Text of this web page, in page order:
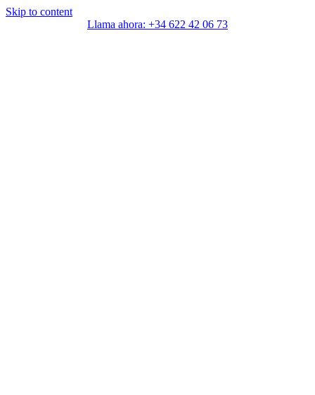
Skip to content
Llama ahora: +34 622 42 06 73